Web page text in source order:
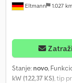
Eltmann 1.027 km
Stanje: novo,
kW (122,37 KS), tip